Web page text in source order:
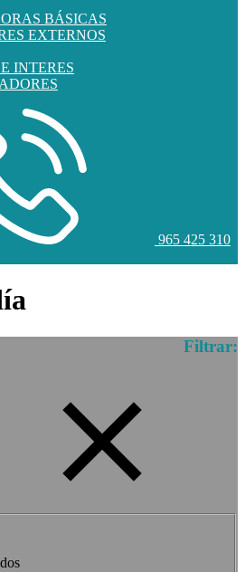
BÁSICAS
EXTERNOS
INTERES
965 425 310
Filtrar: